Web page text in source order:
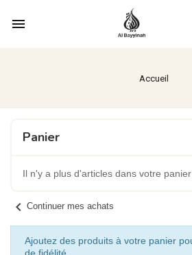
menu
Accueil
Panier
Il n'y a plus d'articles dans votre panier
chevron_left Continuer mes achats
Ajoutez des produits à votre panier